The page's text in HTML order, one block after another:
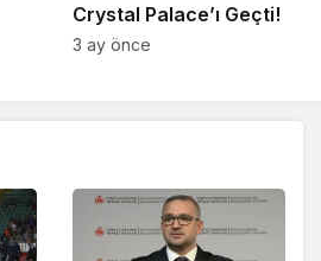
Crystal Palace’ı Geçti!
3 ay önce